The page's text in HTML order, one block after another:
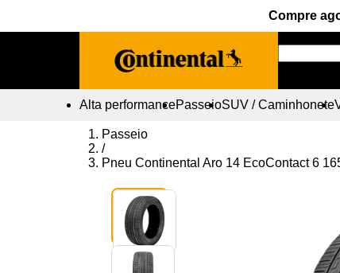
Compre
Alta performancePasseioSUV / Caminhonete
Passeio
/
Pneu Continental Aro 14 EcoContact 6